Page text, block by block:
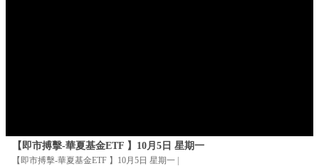
【即市搏擊-華夏基金ETF 】10月5日 星期一
【即市搏擊-華夏基金ETF 】10月5日 星期一 |